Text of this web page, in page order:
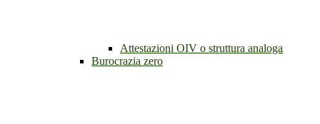
Attestazioni OIV o struttura analoga
Burocrazia zero